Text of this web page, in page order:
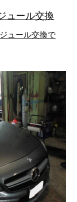
ュール交換
ュール交換で